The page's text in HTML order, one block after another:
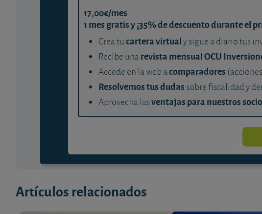
17,00€/mes
1 mes gratis y ¡35% de descuento durante el
Crea tucartera virtualy sigue a diario tus
Recibe unarevista mensual OCU
Accede en la web acomparadores
Resolvemos tus dudas sobre fiscalidad y
Aprovecha lasventajas para nuestros
Artículos relacionados